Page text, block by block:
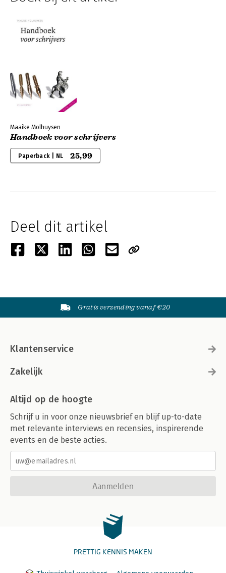
Maaike Molhuysen
Handboek voor schrijvers
Paperback | NL 25,99
Deel dit artikel
Gratis verzending vanaf €20
Klantenservice
Zakelijk
Altijd op de hoogte
Schrijf u in voor onze nieuwsbrief en blijf up-to-date
met relevante interviews en recensies, inspirerende
events en de beste acties.
Aanmelden
PRETTIG KENNIS MAKEN